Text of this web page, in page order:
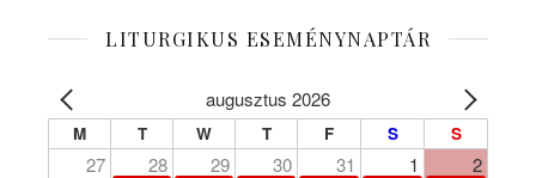
LITURGIKUS ESEMÉNYNAPTÁR
augusztus 2026
M T W T F S S
27 28 29 30 31 1 2